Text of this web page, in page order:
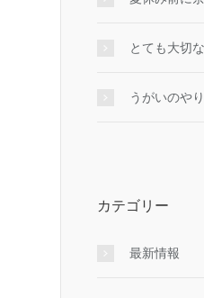
とても大切
うがいのや
カテゴリー
最新情報